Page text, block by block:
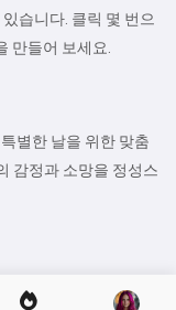
습니다. 클릭 몇 번으
만들어 보세요.
별한 날을 위한 맞춤
감정과 소망을 정성스